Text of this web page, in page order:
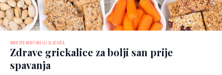
UMJESTO MUFFINA ILI SLATKIŠA
Zdrave grickalice za bolji san prije
spavanja